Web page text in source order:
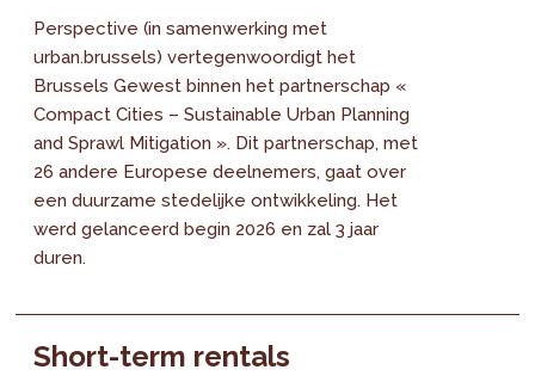
Perspective (in samenwerking met
urban.brussels) vertegenwoordigt het
Brussels Gewest binnen het partnerschap «
Compact Cities – Sustainable Urban Planning
and Sprawl Mitigation ». Dit partnerschap, met
26 andere Europese deelnemers, gaat over
een duurzame stedelijke ontwikkeling. Het
werd gelanceerd begin 2026 en zal 3 jaar
duren.
Short-term rentals